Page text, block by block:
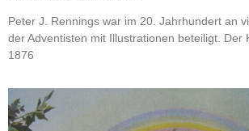
Peter J. Rennings war im 20. Jahrhundert an
der Adventisten mit Illustrationen beteiligt. Der
1876